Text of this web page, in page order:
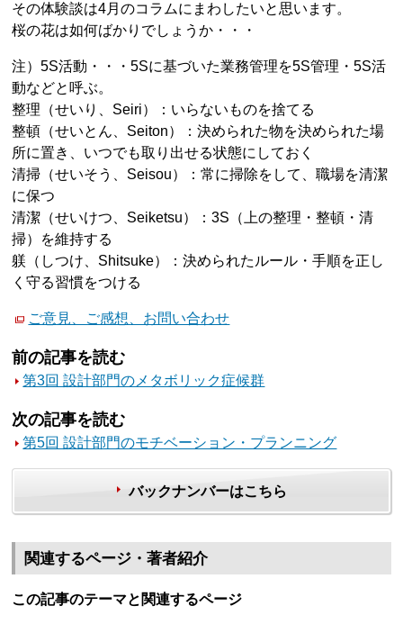
その体験談は4月のコラムにまわしたいと思います。
桜の花は如何ばかりでしょうか・・・
注）5S活動・・・5Sに基づいた業務管理を5S管理・5S活
動などと呼ぶ。
整理（せいり、Seiri）：いらないものを捨てる
整頓（せいとん、Seiton）：決められた物を決められた場
所に置き、いつでも取り出せる状態にしておく
清掃（せいそう、Seisou）：常に掃除をして、職場を清潔
に保つ
清潔（せいけつ、Seiketsu）：3S（上の整理・整頓・清
掃）を維持する
躾（しつけ、Shitsuke）：決められたルール・手順を正し
く守る習慣をつける
ご意見、ご感想、お問い合わせ
前の記事を読む
第3回 設計部門のメタボリック症候群
次の記事を読む
第5回 設計部門のモチベーション・プランニング
バックナンバーはこちら
関連するページ・著者紹介
この記事のテーマと関連するページ